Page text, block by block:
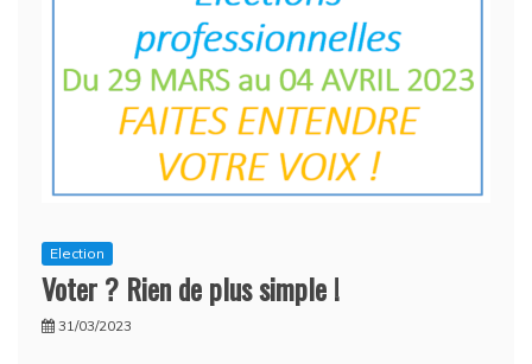
Election
Voter ? Rien de plus simple !
31/03/2023